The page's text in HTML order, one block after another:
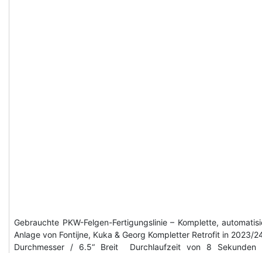
Gebrauchte PKW-Felgen-Fertigungslinie – Komplette,
Anlage von Fontijne, Kuka & Georg Kompletter Retrofit in 2023/
Durchmesser / 6.5“ Breit Durchlaufzeit von 8 Sekunden